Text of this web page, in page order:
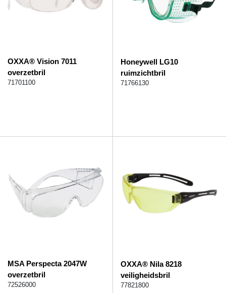
OXXA® Vision 7011
overzetbril
71701100
Honeywell LG10
ruimzichtbril
71766130
MSA Perspecta 2047W
overzetbril
72526000
OXXA® Nila 8218
veiligheidsbril
77821800